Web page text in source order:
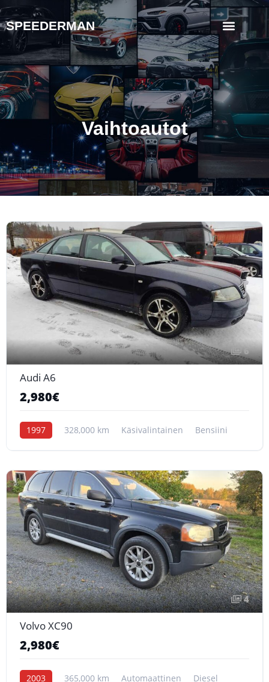
SPEEDERMAN
Vaihtoautot
6
Audi A6
2,980€
1997 328,000 km Käsivalintainen Bensiini
4
Volvo XC90
2,980€
2003 365,000 km Automaattinen Diesel